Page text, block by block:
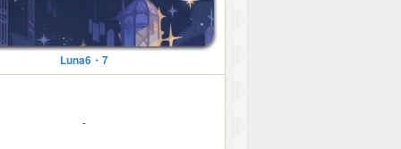
Luna6・7
-